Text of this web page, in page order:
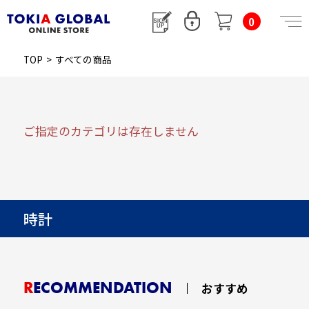
0
TOP > すべての商品
ご指定のカテゴリは存在しません
時計
RECOMMENDATION おすすめ